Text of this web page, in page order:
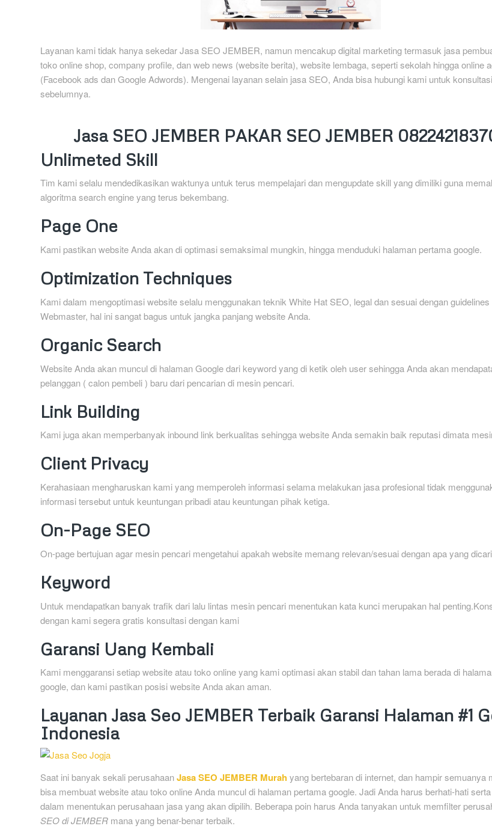
Layanan kami tidak hanya sekedar Jasa SEO JEMBER, namun mencakup digital marketing termasuk jasa
toko online shop, company profile, dan web news (website berita), website lembaga, seperti sekolah hingga online
(Facebook ads dan Google Adwords). Mengenai layanan selain jasa SEO, Anda bisa hubungi kami untuk konsultasi
sebelumnya.
Jasa SEO JEMBER PAKAR SEO JEMBER
Unlimeted Skill
Tim kami selalu mendedikasikan waktunya untuk terus mempelajari dan mengupdate skill yang dimiliki guna
algoritma search engine yang terus bekembang.
Page One
Kami pastikan website Anda akan di optimasi semaksimal mungkin, hingga menduduki halaman pertama google.
Optimization Techniques
Kami dalam mengoptimasi website selalu menggunakan teknik White Hat SEO, legal dan sesuai dengan
Webmaster, hal ini sangat bagus untuk jangka panjang website Anda.
Organic Search
Website Anda akan muncul di halaman Google dari keyword yang di ketik oleh user sehingga Anda akan
pelanggan ( calon pembeli ) baru dari pencarian di mesin pencari.
Link Building
Kami juga akan memperbanyak inbound link berkualitas sehingga website Anda semakin baik reputasi dimata
Client Privacy
Kerahasiaan mengharuskan kami yang memperoleh informasi selama melakukan jasa profesional tidak
informasi tersebut untuk keuntungan pribadi atau keuntungan pihak ketiga.
On-Page SEO
On-page bertujuan agar mesin pencari mengetahui apakah website memang relevan/sesuai dengan apa yang
Keyword
Untuk mendapatkan banyak trafik dari lalu lintas mesin pencari menentukan kata kunci merupakan hal
dengan kami segera gratis konsultasi dengan kami
Garansi Uang Kembali
Kami menggaransi setiap website atau toko online yang kami optimasi akan stabil dan tahan lama berada di
google, dan kami pastikan posisi website Anda akan aman.
Layanan Jasa Seo JEMBER Terbaik Garansi Halaman #1
Indonesia
Saat ini banyak sekali perusahaanJasa SEO JEMBER Murahyang bertebaran di internet, dan hampir semuanya
bisa membuat website atau toko online Anda muncul di halaman pertama google. Jadi Anda harus berhati-hati
dalam menentukan perusahaan jasa yang akan dipilih. Beberapa poin harus Anda tanyakan untuk memfilter
SEO di JEMBER mana yang benar-benar terbaik.